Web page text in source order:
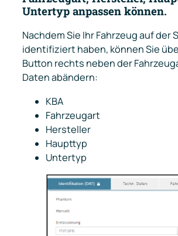
Untertyp anpassen können.
Nachdem Sie Ihr Fahrzeug auf der
identifiziert haben, können Sie
Button rechts neben der
Daten abändern:
KBA
Fahrzeugart
Hersteller
Haupttyp
Untertyp